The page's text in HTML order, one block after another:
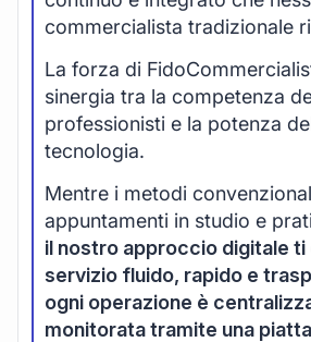
commercialista tradizionale
La forza di
sinergia tra la competenza
professionisti e la potenza
tecnologia.
Mentre i metodi
appuntamenti in studio e
il nostro approccio digitale
servizio fluido, rapido e
ogni operazione è
monitorata tramite una